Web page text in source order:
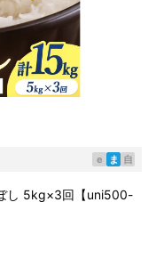
e ま 自
し 5kg×3回【uni500-